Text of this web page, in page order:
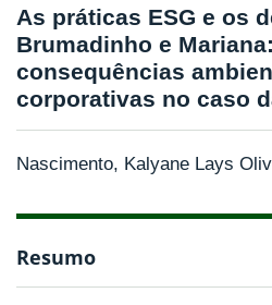
As práticas ESG e os
Brumadinho e
consequências
corporativas no caso
Nascimento, Kalyane Lays
Resumo